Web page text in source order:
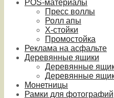
POS-материалы
Пресс воллы
Ролл апы
Х-стойки
Промостойка
Реклама на асфальте
Деревянные ящики
Деревянные
Деревянные
Монетницы
Рамки для фотографий